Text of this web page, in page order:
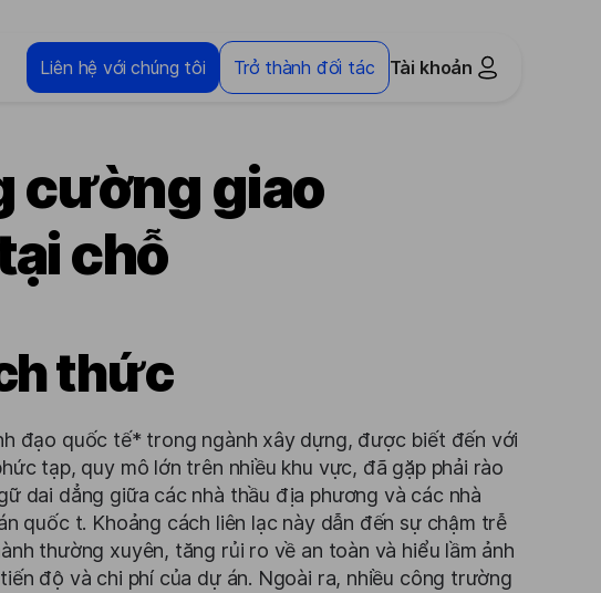
Liên hệ với chúng tôi Trở thành đối tác Tài khoản
cường giao
chỗ
thức
đạo quốc tế* trong ngành xây dựng, được biết đến với
tạp, quy mô lớn trên nhiều khu vực, đã gặp phải rào
dai dẳng giữa các nhà thầu địa phương và các nhà
quốc t. Khoảng cách liên lạc này dẫn đến sự chậm trễ
thường xuyên, tăng rủi ro về an toàn và hiểu lầm ảnh
độ và chi phí của dự án. Ngoài ra, nhiều công trường